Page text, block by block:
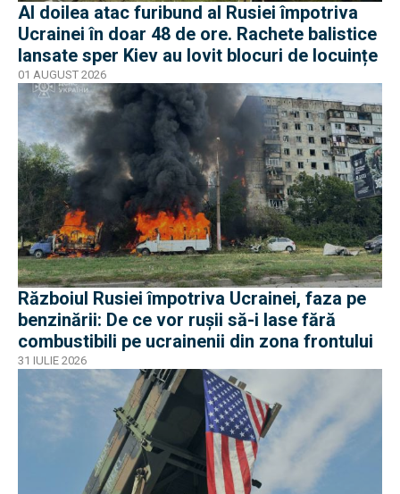
Al doilea atac furibund al Rusiei împotriva
Ucrainei în doar 48 de ore. Rachete balistice
lansate sper Kiev au lovit blocuri de locuințe
01 AUGUST 2026
Războiul Rusiei împotriva Ucrainei, faza pe
benzinării: De ce vor rușii să-i lase fără
combustibili pe ucrainenii din zona frontului
31 IULIE 2026